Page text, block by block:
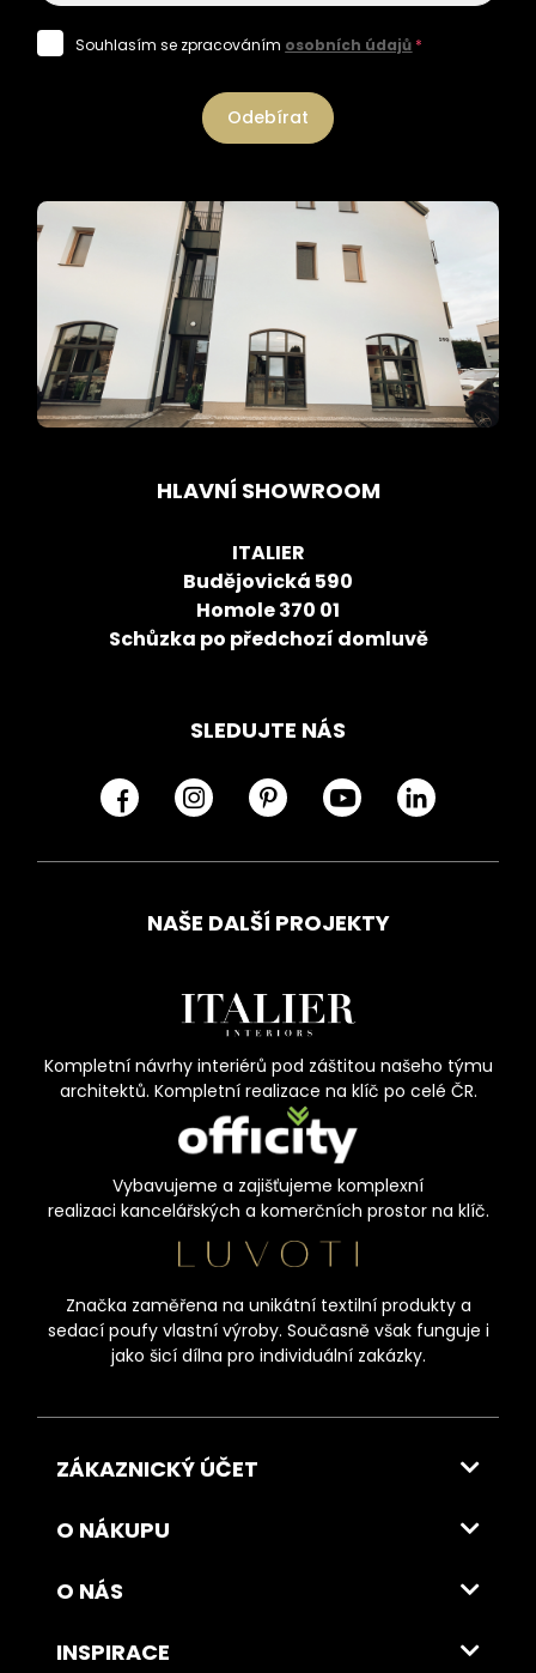
Souhlasím se zpracováním osobních údajů *
Odebírat
HLAVNÍ SHOWROOM
ITALIER
Budějovická 590
Homole 370 01
Schůzka po předchozí domluvě
SLEDUJTE NÁS
NAŠE DALŠÍ PROJEKTY
Kompletní návrhy interiérů pod záštitou našeho týmu
architektů. Kompletní realizace na klíč po celé ČR.
Vybavujeme a zajišťujeme komplexní
realizaci kancelářských a komerčních prostor na klíč.
Značka zaměřena na unikátní textilní produkty a
sedací poufy vlastní výroby. Současně však funguje i
jako šicí dílna pro individuální zakázky.
ZÁKAZNICKÝ ÚČET
O NÁKUPU
O NÁS
INSPIRACE